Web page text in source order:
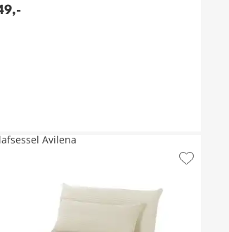
,-
Avilena